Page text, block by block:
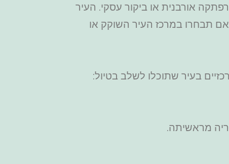
אורבנית או ביקור עסקי. העיר
תבחרו במרכז העיר השוקק או
בעיר שתוכלו לשלב בטיול:
מראשיתה.